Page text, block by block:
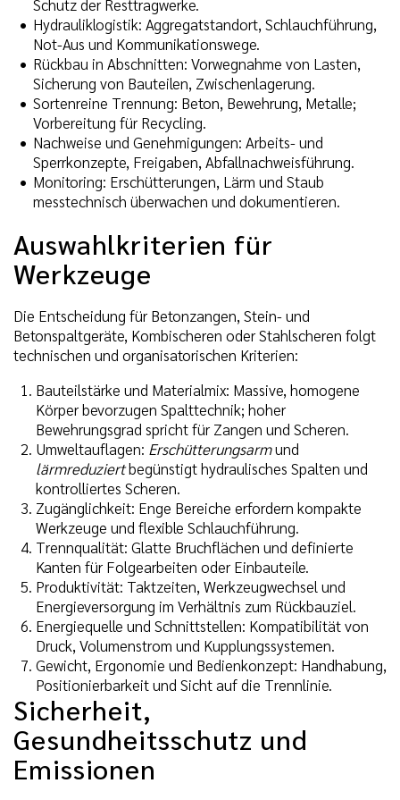
Schutz der Resttragwerke.
Hydrauliklogistik: Aggregatstandort, Schlauchführung,
Not-Aus und Kommunikationswege.
Rückbau in Abschnitten: Vorwegnahme von Lasten,
Sicherung von Bauteilen, Zwischenlagerung.
Sortenreine Trennung: Beton, Bewehrung, Metalle;
Vorbereitung für Recycling.
Nachweise und Genehmigungen: Arbeits- und
Sperrkonzepte, Freigaben, Abfallnachweisführung.
Monitoring: Erschütterungen, Lärm und Staub
messtechnisch überwachen und dokumentieren.
Auswahlkriterien für
Werkzeuge
Die Entscheidung für Betonzangen, Stein- und
Betonspaltgeräte, Kombischeren oder Stahlscheren folgt
technischen und organisatorischen Kriterien:
Bauteilstärke und Materialmix: Massive, homogene
Körper bevorzugen Spalttechnik; hoher
Bewehrungsgrad spricht für Zangen und Scheren.
Umweltauflagen: Erschütterungsarmund
lärmreduziertbegünstigt hydraulisches Spalten und
kontrolliertes Scheren.
Zugänglichkeit: Enge Bereiche erfordern kompakte
Werkzeuge und flexible Schlauchführung.
Trennqualität: Glatte Bruchflächen und definierte
Kanten für Folgearbeiten oder Einbauteile.
Produktivität: Taktzeiten, Werkzeugwechsel und
Energieversorgung im Verhältnis zum Rückbauziel.
Energiequelle und Schnittstellen: Kompatibilität von
Druck, Volumenstrom und Kupplungssystemen.
Gewicht, Ergonomie und Bedienkonzept: Handhabung,
Positionierbarkeit und Sicht auf die Trennlinie.
Sicherheit,
Gesundheitsschutz und
Emissionen